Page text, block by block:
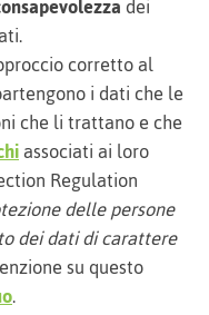
corretto al
i dati che le
che li trattano e che
associati ai loro
Regulation
delle persone
dei dati di carattere
su questo
.